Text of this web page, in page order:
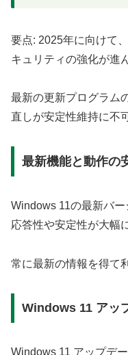
要点: 2025年に向けて
キュリティの強化が進
最新の更新プログラム
直しが安定性維持に不
最新機能と動作の
Windows 11の最新バ
応答性や安定性が大幅
常に最新の情報を得て
Windows 11 アッ
Windows 11 アップデ